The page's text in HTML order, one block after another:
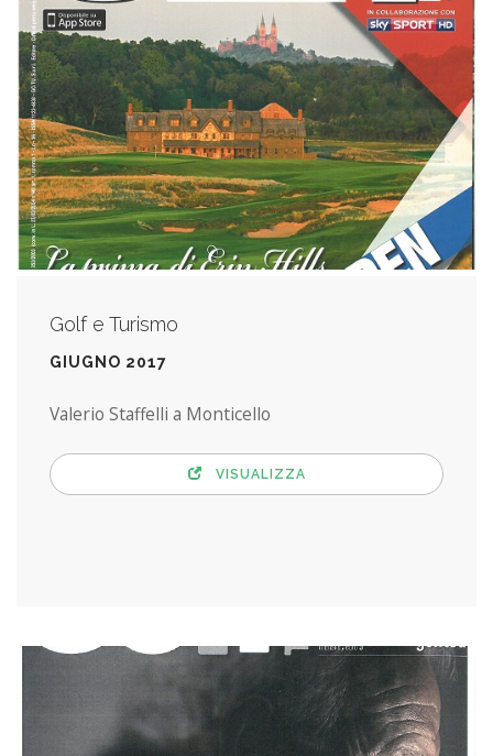
Golf e Turismo
GIUGNO 2017
Valerio Staffelli a Monticello
VISUALIZZA